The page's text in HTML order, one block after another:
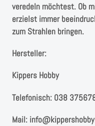
veredeln möchtest. Ob
erzielst immer
zum Strahlen bringen.
Hersteller:
Kippers Hobby
Telefonisch: 038
Mail: